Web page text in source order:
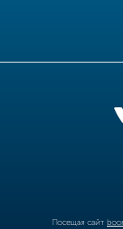
Посещая сайт